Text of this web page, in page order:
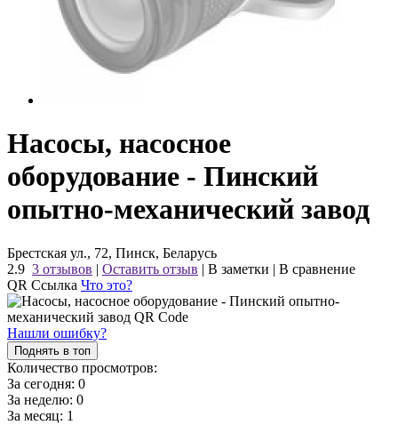
Насосы, насосное
оборудование - Пинский
опытно-механический завод
Брестская ул., 72, Пинск, Беларусь
2.9 3 отзывов | Оставить отзыв | В заметки | В сравнение
QR Ссылка Что это?
Нашли ошибку?
Поднять в топ
Количество просмотров:
За сегодня: 0
За неделю: 0
За месяц: 1